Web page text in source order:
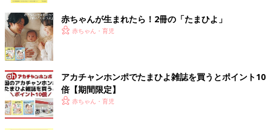
赤ちゃんが生まれたら！2冊の「たまひよ」
赤ちゃん・育児
アカチャンホンポでたまひよ雑誌を買うとポイント10
倍【期間限定】
赤ちゃん・育児